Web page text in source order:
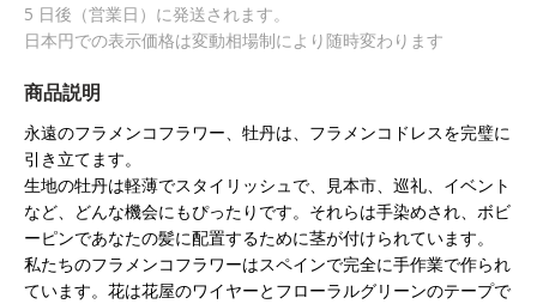
5 日後（営業日）に発送されます。
日本円での表示価格は変動相場制により随時変わります
商品説明
永遠のフラメンコフラワー、牡丹は、フラメンコドレスを完璧に
引き立てます。
生地の牡丹は軽薄でスタイリッシュで、見本市、巡礼、イベント
など、どんな機会にもぴったりです。それらは手染めされ、ボビ
ーピンであなたの髪に配置するために茎が付けられています。
私たちのフラメンコフラワーはスペインで完全に手作業で作られ
ています。花は花屋のワイヤーとフローラルグリーンのテープで